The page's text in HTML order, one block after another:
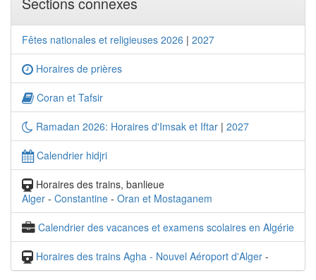
Fêtes nationales et religieuses 2026 | 2027
Horaires de prières
Coran et Tafsir
Ramadan 2026: Horaires d'Imsak et Iftar | 2027
Calendrier hidjri
Horaires des trains, banlieue
Alger - Constantine - Oran et Mostaganem
Calendrier des vacances et examens scolaires en Algérie
Horaires des trains Agha - Nouvel Aéroport d'Alger -